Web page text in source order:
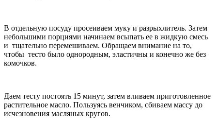
В отдельную посуду просеиваем муку и разрыхлитель. Затем
небольшими порциями начинаем всыпать ее в жидкую смесь
и тщательно перемешиваем. Обращаем внимание на то,
чтобы тесто было однородным, эластичны и конечно же без
комочков.
Даем тесту постоять 15 минут, затем вливаем приготовленное
растительное масло. Пользуясь венчиком, сбиваем массу до
исчезновения масляных кругов.